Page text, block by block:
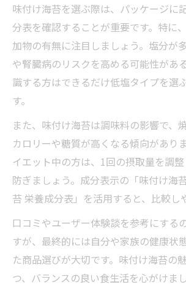
味付け海苔を選ぶ際は、パッケージに
分表を確認することが重要です。特に
加物の有無に注目しましょう。塩分が
や腎臓病のリスクを高める可能性があ
識する方はできるだけ低塩タイプを選
す。
また、味付け海苔は調味料の影響で、
カロリーや糖質が高くなる傾向があり
イエット中の方は、1回の摂取量を調
防ぎましょう。成分表示の「味付け海
苔 栄養成分表」を活用すると、比較し
口コミやユーザー体験談を参考にする
すが、最終的には自分や家族の健康状
た商品選びが大切です。味付け海苔の
つ、バランスの良い食生活を心がけまし